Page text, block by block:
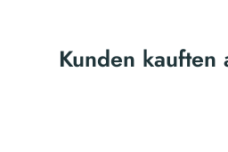
Kunden kauften